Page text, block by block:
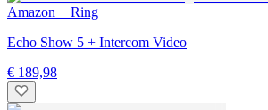
Amazon + Ring
Echo Show 5 + Intercom Video
€ 189,98